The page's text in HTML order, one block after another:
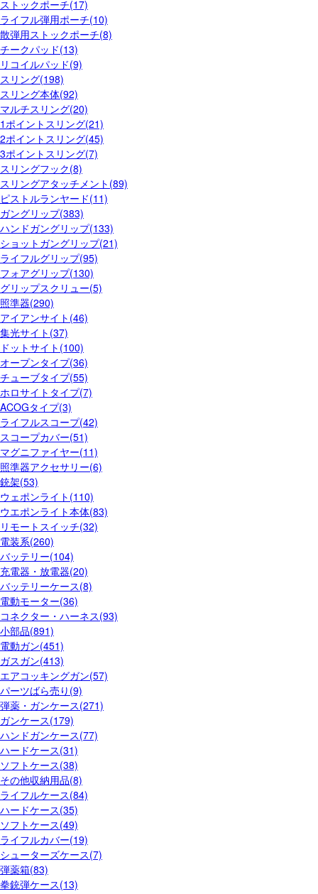
ストックポーチ(17)
ライフル弾用ポーチ(10)
散弾用ストックポーチ(8)
チークパッド(13)
リコイルパッド(9)
スリング(198)
スリング本体(92)
マルチスリング(20)
1ポイントスリング(21)
2ポイントスリング(45)
3ポイントスリング(7)
スリングフック(8)
スリングアタッチメント(89)
ピストルランヤード(11)
ガングリップ(383)
ハンドガングリップ(133)
ショットガングリップ(21)
ライフルグリップ(95)
フォアグリップ(130)
グリップスクリュー(5)
照準器(290)
アイアンサイト(46)
集光サイト(37)
ドットサイト(100)
オープンタイプ(36)
チューブタイプ(55)
ホロサイトタイプ(7)
ACOGタイプ(3)
ライフルスコープ(42)
スコープカバー(51)
マグニファイヤー(11)
照準器アクセサリー(6)
銃架(53)
ウェポンライト(110)
ウエポンライト本体(83)
リモートスイッチ(32)
電装系(260)
バッテリー(104)
充電器・放電器(20)
バッテリーケース(8)
電動モーター(36)
コネクター・ハーネス(93)
小部品(891)
電動ガン(451)
ガスガン(413)
エアコッキングガン(57)
パーツばら売り(9)
弾薬・ガンケース(271)
ガンケース(179)
ハンドガンケース(77)
ハードケース(31)
ソフトケース(38)
その他収納用品(8)
ライフルケース(84)
ハードケース(35)
ソフトケース(49)
ライフルカバー(19)
シューターズケース(7)
弾薬箱(83)
拳銃弾ケース(13)